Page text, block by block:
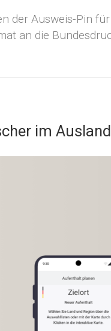
der Ausweis-Pin
an die
im Ausland